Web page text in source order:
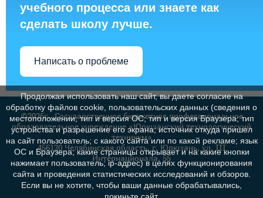
учебного процесса или знаете как
сделать школу лучше.
Написать о проблеме
©2026г., Государственное бюджетное профессиональное
образовательное учреждение «Юрюзанский технологический
техникум»
456120 Челябинская область, г. Юрюзань, ул. III
Интернационала, 55
Продолжая использовать наш сайт, вы даете согласие на
обработку файлов cookie, пользовательских данных (сведения о
местоположении; тип и версия ОС; тип и версия Браузера; тип
устройства и разрешение его экрана; источник откуда пришел
на сайт пользователь; с какого сайта или по какой рекламе; язык
ОС и Браузера; какие страницы открывает и на какие кнопки
нажимает пользователь; ip-адрес) в целях функционирования
сайта и проведения статистических исследований и обзоров.
Если вы не хотите, чтобы ваши данные обрабатывались,